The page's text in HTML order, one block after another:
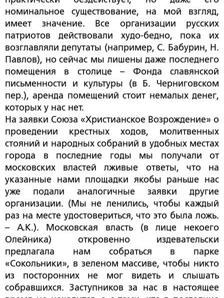
номинальное существование, на мой взгляд,
имеет значение. Все организации русских
патриотов действовали худо-бедно, пока их
возглавляли депутаты (например, С. Бабурин, Н.
Павлов), но сейчас мы лишены даже последнего
помещения в столице – Фонда славянской
письменности и культуры (в Б. Черниговском
пер.), аренда помещений стоит немалых денег,
которых у нас нет.
На заявки Союза «Христианское Возрождение» о
проведении крестных ходов, молитвенных
стояний и народных собраний в удобных местах
города в последние годы мы получали от
московских властей лживые ответы, что на
указанные нами площадки якобы раньше нас
уже подали аналогичные заявки другие
организации. (Мы не ленились, чтобы каждый
раз на месте удостовериться, что это была ложь.
– А.К.). Московская власть (в лице некоего
Олейника) откровенно издевательски
предлагала нам собраться в парке
«Сокольники», в зеленом массиве, чтобы никто
из посторонних не мог видеть и слышать
собравшихся. Заступников за нас в настоящее